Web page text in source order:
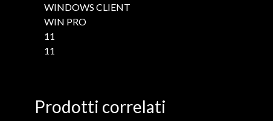
WINDOWS CLIENT
WIN PRO
11
11
Prodotti correlati